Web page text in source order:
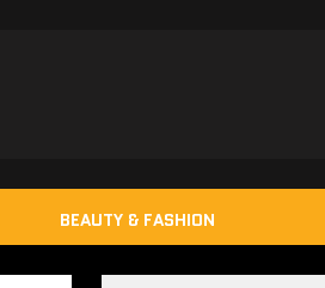
BEAUTY & FASHION